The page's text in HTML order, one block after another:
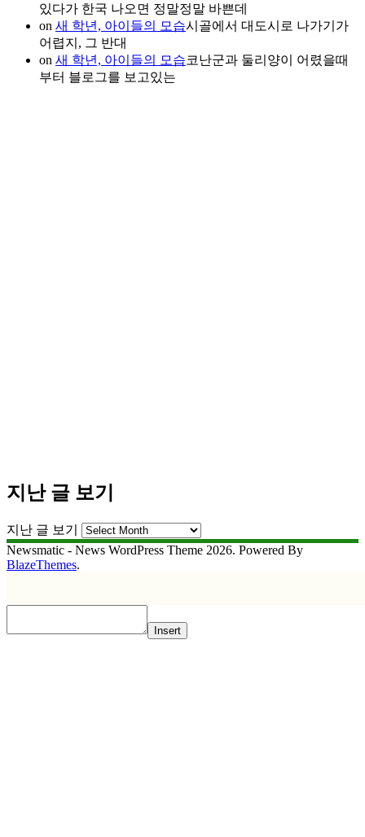
있다가 한국 나오면 정말정말 바쁜데
on 새 학년, 아이들의 모습시골에서 대도시로 나가기가
어렵지, 그 반대
on 새 학년, 아이들의 모습코난군과 둘리양이 어렸을때
부터 블로그를 보고있는
지난 글 보기
지난 글 보기
Newsmatic - News WordPress Theme 2026. Powered By
BlazeThemes.
Insert